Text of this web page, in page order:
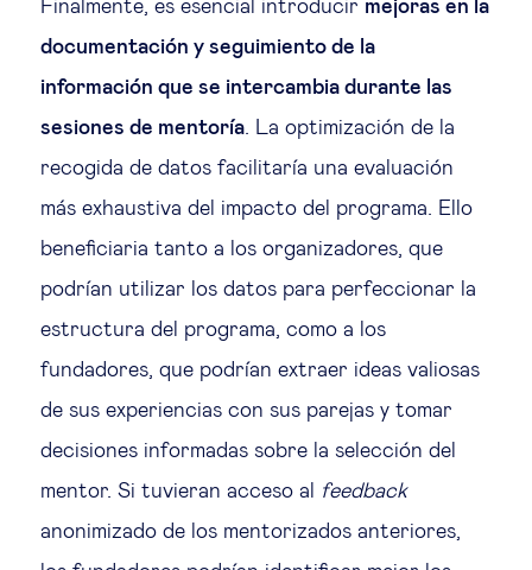
Finalmente, es esencial introducir mejoras en la
documentación y seguimiento de la
información que se intercambia durante las
sesiones de mentoría. La optimización de la
recogida de datos facilitaría una evaluación
más exhaustiva del impacto del programa. Ello
beneficiaria tanto a los organizadores, que
podrían utilizar los datos para perfeccionar la
estructura del programa, como a los
fundadores, que podrían extraer ideas valiosas
de sus experiencias con sus parejas y tomar
decisiones informadas sobre la selección del
mentor. Si tuvieran acceso al
feedback
anonimizado de los mentorizados anteriores,